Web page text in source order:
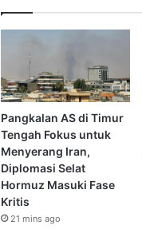
Pangkalan AS di Timur
Tengah Fokus untuk
Menyerang Iran,
Diplomasi Selat
Hormuz Masuki Fase
Kritis
21 mins ago